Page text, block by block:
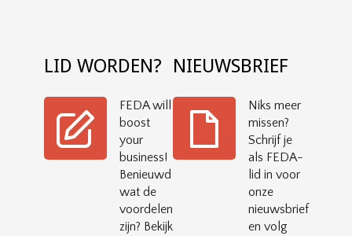
LID WORDEN?
FEDA will
boost
your
business!
Benieuwd
wat de
voordelen
zijn? Bekijk
NIEUWSBRIEF
Niks meer
missen?
Schrijf je
als FEDA-
lid in voor
onze
nieuwsbrief
en volg